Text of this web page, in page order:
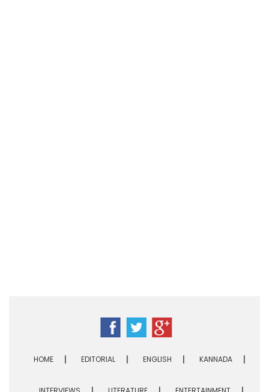
HOME EDITORIAL ENGLISH KANNADA